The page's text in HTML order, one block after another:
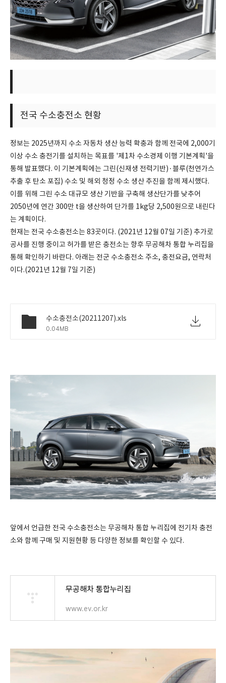
전국 수소충전소 현황
정보는 2025년까지 수소 자동차 생산 능력 확충과 함께 전국에 2,000기
이상 수소 충전기를 설치하는 목표를 '제1차 수소경제 이행 기본계획'을
통해 발표했다. 이 기본계획에는 그린(신재생 전력기반)·블루(천연가스
추출 후 탄소 포집) 수소 및 해외 청정 수소 생산 추진을 함께 제시했다.
이를 위해 그린 수소 대규모 생산 기반을 구축해 생산단가를 낮추어
2050년에 연간 300만 t을 생산하여 단가를 1kg당 2,500원으로 내린다
는 계획이다.
현재는 전국 수소충전소는 83곳이다. (2021년 12월 07일 기준) 추가로
공사를 진행 중이고 허가를 받은 충전소는 향후 무공해차 통합 누리집을
통해 확인하기 바란다. 아래는 전군 수소충전소 주소, 충전요금, 연락처
이다.(2021년 12월 7일 기준)
수소충전소(20211207).xls
0.04MB
앞에서 언급한 전국 수소충전소는 무공해차 통합 누리집에 전기차 충전
소와 함께 구매 및 지원현황 등 다양한 정보를 확인할 수 있다.
무공해차 통합누리집
www.ev.or.kr